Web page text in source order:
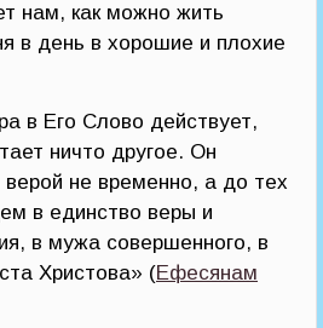
нам, как можно жить
в день в хорошие и плохие
в Его Слово действует,
ничто другое. Он
верой не временно, а до тех
в единство веры и
в мужа совершенного, в
Христова» (Ефесянам